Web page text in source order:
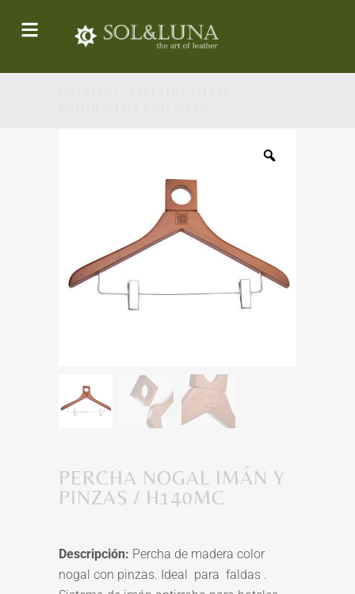
PERCHA NOGAL IMÁN Y
PINZAS / H140MC
Descripción: Percha de madera color
nogal con pinzas. Ideal para faldas .